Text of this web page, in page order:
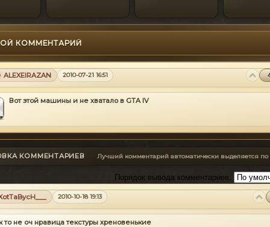
КОММЕНТАРИЙ
ALEXEIRAZAN 2010-07-21 16:51
Вот этой машины и не хватало в GTA IV
КОММЕНТАРИЕВ Лучший комментарий автоматически выделяется по
Порядок вывода комментариев:
2010-10-18 19:13
то не оч нравица текстуры хреновенькие